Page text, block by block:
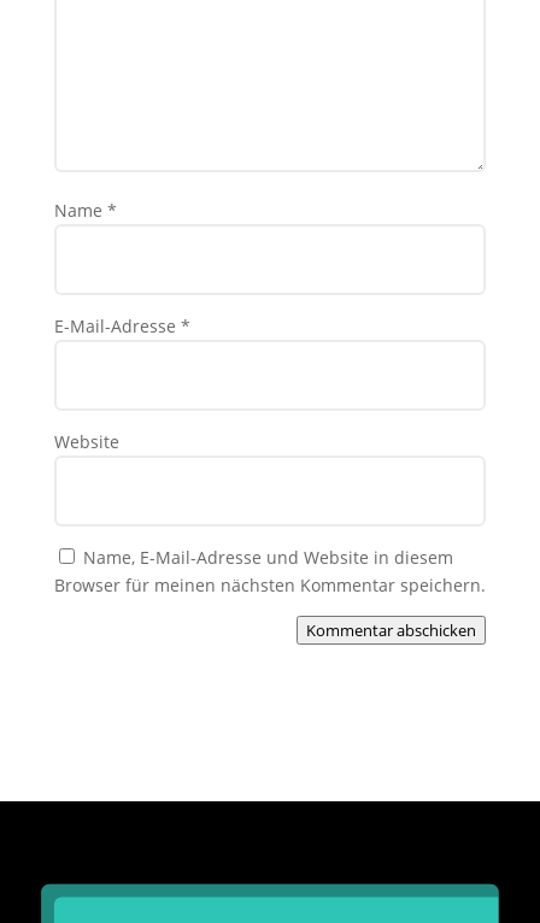
Name *
E-Mail-Adresse *
Website
Name, E-Mail-Adresse und Website in diesem
Browser für meinen nächsten Kommentar speichern.
Kommentar abschicken